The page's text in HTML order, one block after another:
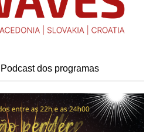
dos programas